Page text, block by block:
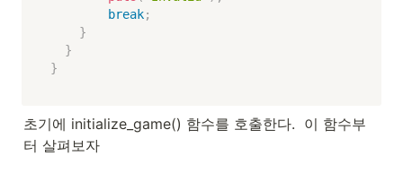
break;
}
}
}
초기에 initialize_game() 함수를 호출한다.  이 함수부
터 살펴보자